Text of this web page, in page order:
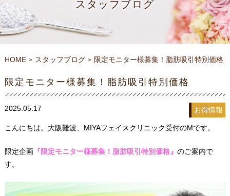
スタッフブログ
HOME スタッフブログ 限定モニター様募集！脂肪吸引特別価格
限定モニター様募集！脂肪吸引特別価格
2025.05.17 お得情報
こんにちは。大阪難波、MIYAフェイスクリニック受付のMです。
限定企画『限定モニター様募集！脂肪吸引特別価格』 のご案内で
す。